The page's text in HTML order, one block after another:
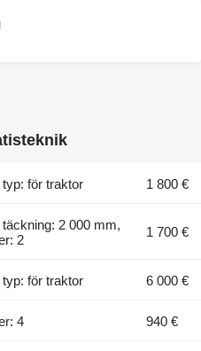
för traktor 1 800 €
2 000 mm,
2
1 700 €
för traktor 6 000 €
4 940 €